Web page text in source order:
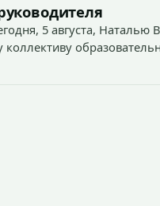
5 августа, Наталью